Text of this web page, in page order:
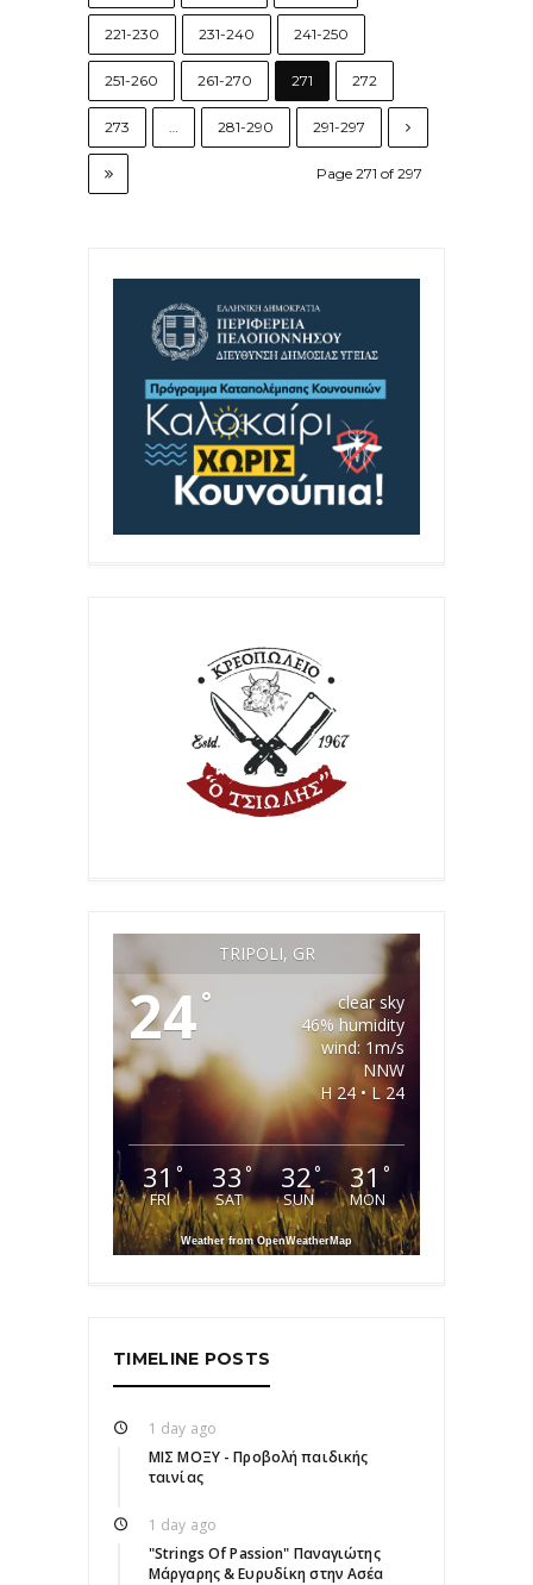
221-230 231-240 241-250
251-260 261-270 271 272
273 281-290 291-297
Page 271 of 297
TRIPOLI, GR
24°
clear sky
46% humidity
wind: 1m/s
NNW
H 24 • L 24
31 °
FRI
33°
SAT
32°
SUN
31 °
MON
Weather from OpenWeatherMap
TIMELINE POSTS
1 day ago
ΜΙΣ ΜΟΞΥ - Προβολή παιδικής
ταινίας
1 day ago
"Strings Of Passion" Παναγιώτης
Μάργαρης & Ευρυδίκη στην Ασέα